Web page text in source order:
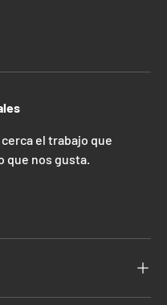
el trabajo que
que nos gusta.